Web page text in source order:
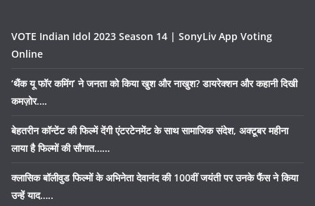
VOTE Indian Idol 2023 Season 14 | SonyLiv App Voting
Online
‘थैंक यू फॉर कमिंग’ ने जनता को किया खुश और नाखुश? डायरेक्शन और कहानी दिखी
कमज़ोर….
बेहतरीन कॉन्टेंट की फिल्में देंगी एंटरटेनमेंट के साथ सामाजिक संदेश, अक्टूबर महीना
लाया है फिल्मों की सौगात……
क्लासिक बॉलीवुड फिल्मों के अभिनेता देवानंद की 100वीं जयंती पर उनके फैंस ने किया
उन्हें याद…..